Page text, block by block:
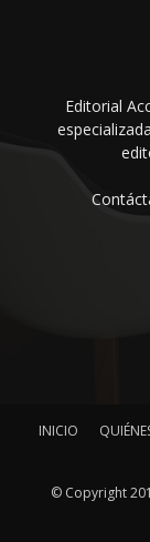
Editorial
INICIO
© Copyright